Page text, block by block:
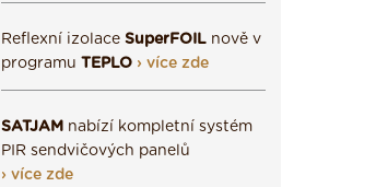
Reflexní izolace SuperFOIL nově v
programu TEPLO › více zde
SATJAM nabízí kompletní systém
PIR sendvičových panelů
› více zde